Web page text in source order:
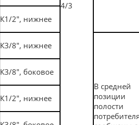
4/3
К1/2", нижнее
К3/8", нижнее
В средней
позиции
полости
К3/8", боковое
К1/2", нижнее